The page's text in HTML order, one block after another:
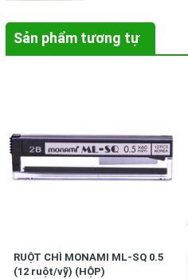
Sản phẩm tương tự
RUỘT CHÌ MONAMI ML-SQ 0.5
(12 ruột/vỹ) (HỘP)